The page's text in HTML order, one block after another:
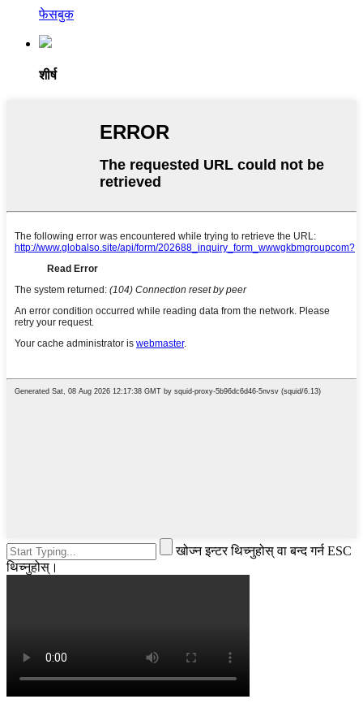
फेसबुक
शीर्ष
खोज्न इन्टर थिच्नुहोस् वा बन्द गर्न ESC
थिच्नुहोस्।